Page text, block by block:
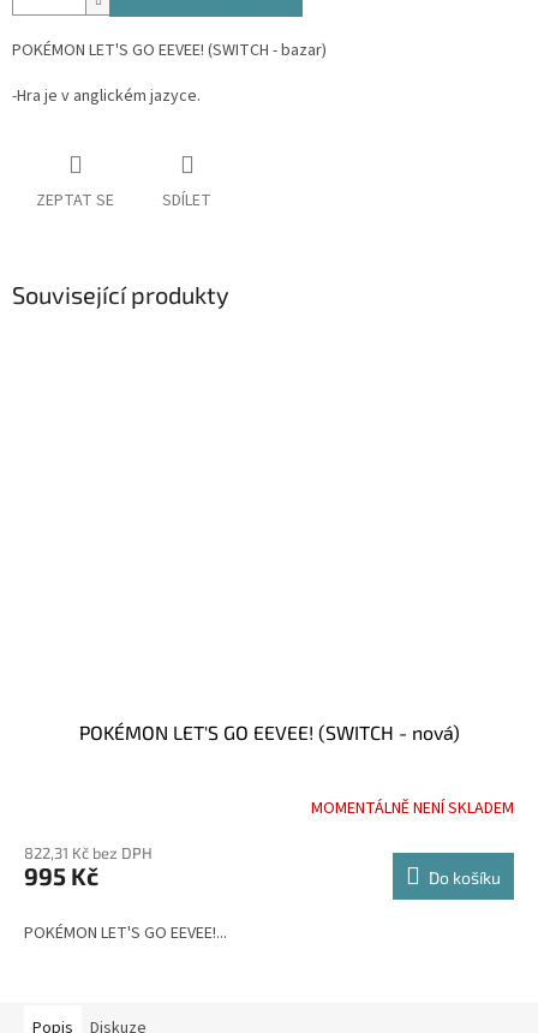
POKÉMON LET'S GO EEVEE! (SWITCH - bazar)
-Hra je v anglickém jazyce.
ZEPTAT SE SDÍLET
Související produkty
POKÉMON LET'S GO EEVEE! (SWITCH - nová)
MOMENTÁLNĚ NENÍ SKLADEM
822,31 Kč bez DPH
995 Kč Do košíku
POKÉMON LET'S GO EEVEE!...